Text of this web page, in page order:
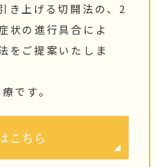
き上げる切開法の、2
状の進行具合によ
をご提案いたしま
です。
こちら